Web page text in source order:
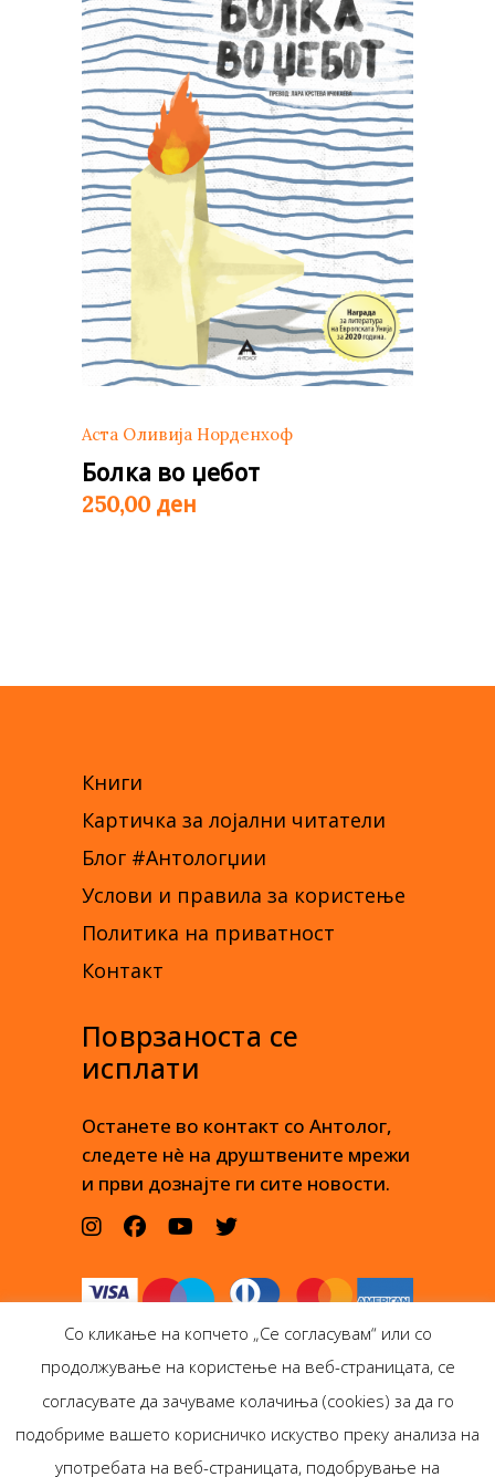
Аста Оливија Норденхоф
Болка во џебот
250,00 ден
Книги
Картичка за лојални читатели
Блог #Антологџии
Услови и правила за користење
Политика на приватност
Контакт
Поврзаноста се
исплати
Останете во контакт со Антолог,
следете нè на друштвените мрежи
и први дознајте ги сите новости.
Антолог Боокс дооел
Со кликање на копчето „Се согласувам“ или со
продолжување на користење на веб-страницата, се
согласувате да зачуваме колачиња (cookies) за да го
подобриме вашето корисничко искуство преку анализа на
употребата на веб-страницата, подобрување на